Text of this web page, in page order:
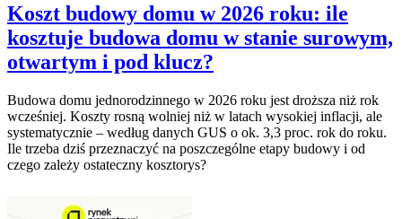
Koszt budowy domu w 2026 roku: ile
kosztuje budowa domu w stanie surowym,
otwartym i pod klucz?
Budowa domu jednorodzinnego w 2026 roku jest droższa niż rok
wcześniej. Koszty rosną wolniej niż w latach wysokiej inflacji, ale
systematycznie – według danych GUS o ok. 3,3 proc. rok do roku.
Ile trzeba dziś przeznaczyć na poszczególne etapy budowy i od
czego zależy ostateczny kosztorys?